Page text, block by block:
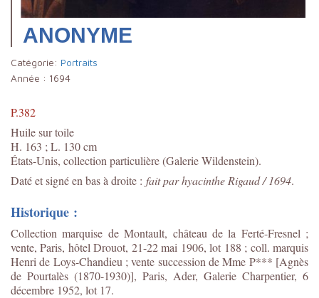
ANONYME
Catégorie: Portraits
Année : 1694
P.382
Huile sur toile
H. 163 ; L. 130 cm
États-Unis, collection particulière (Galerie Wildenstein).
Daté et signé en bas à droite : fait par hyacinthe Rigaud / 1694.
Historique :
Collection marquise de Montault, château de la Ferté-Fresnel ;
vente, Paris, hôtel Drouot, 21-22 mai 1906, lot 188 ; coll. marquis
Henri de Loys-Chandieu ; vente succession de Mme P*** [Agnès
de Pourtalès (1870-1930)], Paris, Ader, Galerie Charpentier, 6
décembre 1952, lot 17.